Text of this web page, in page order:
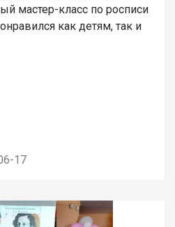
мастер-класс по росписи
как детям, так и
17